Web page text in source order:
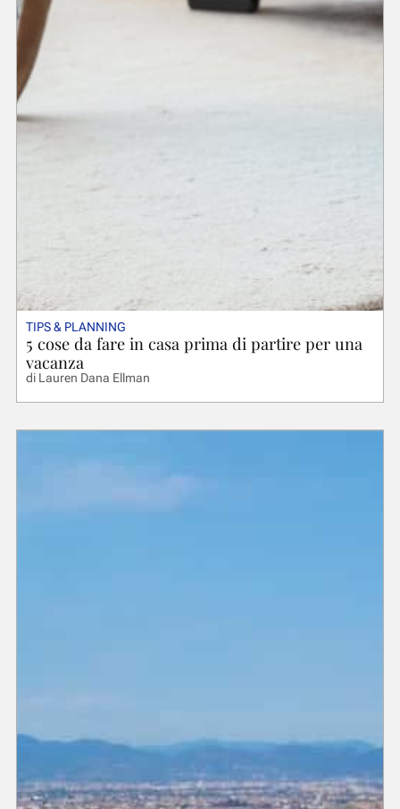
TIPS & PLANNING
5 cose da fare in casa prima di partire per una
vacanza
diLauren Dana Ellman